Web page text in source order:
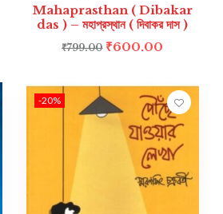
Mahaprasthan ( Dibakar
das ) – মহাপ্রস্থান ( দিবাকর দাস )
₹799.00 ₹600.00
-20%